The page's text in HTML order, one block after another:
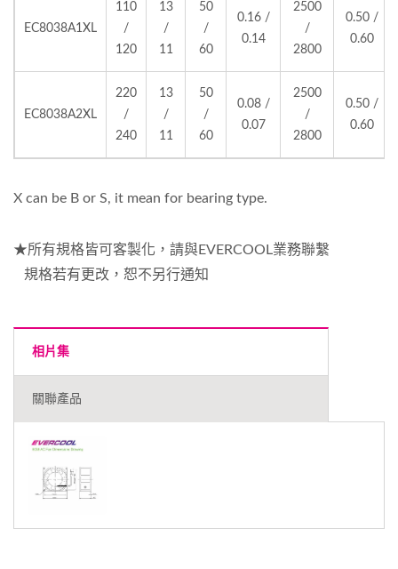
EC8038A1XL
110
/
120
13
/
11
50
/
60
0.16 /
0.14
2500
/
2800
0.50 /
0.60
EC8038A2XL
220
/
240
13
/
11
50
/
60
0.08 /
0.07
2500
/
2800
0.50 /
0.60
X can be B or S, it mean for bearing type.
★所有規格皆可客製化，請與EVERCOOL業務聯繫
規格若有更改，恕不另行通知
相片集
關聯產品